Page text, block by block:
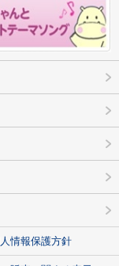
情報保護方針